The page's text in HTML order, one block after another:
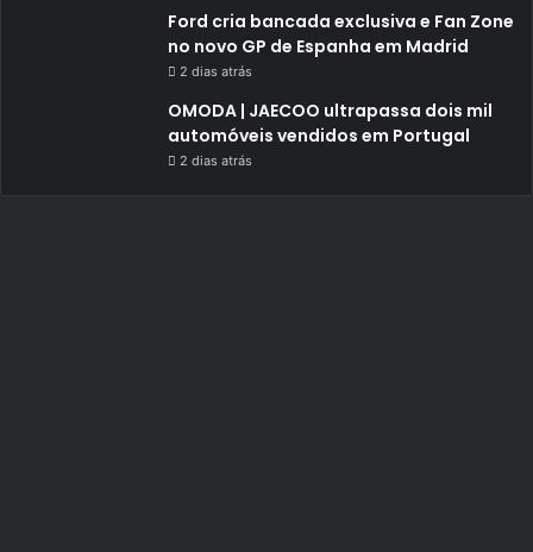
Ford cria bancada exclusiva e Fan Zone
no novo GP de Espanha em Madrid
2 dias atrás
OMODA | JAECOO ultrapassa dois mil
automóveis vendidos em Portugal
2 dias atrás